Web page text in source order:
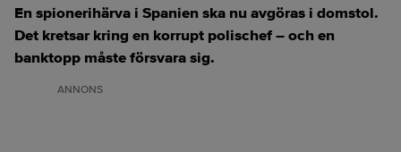
En spionerihärva i Spanien ska nu avgöras i domstol.
Det kretsar kring en korrupt polischef – och en
banktopp måste försvara sig.
ANNONS